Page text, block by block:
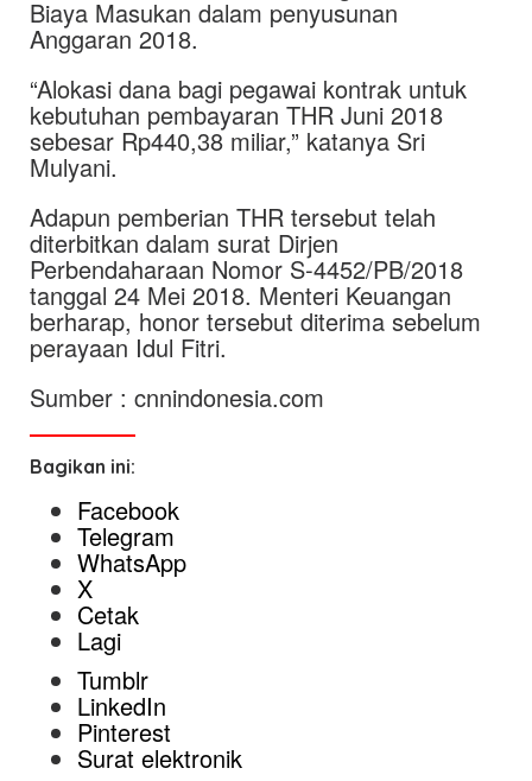
Biaya Masukan dalam penyusunan
Anggaran 2018.
“Alokasi dana bagi pegawai kontrak untuk
kebutuhan pembayaran THR Juni 2018
sebesar Rp440,38 miliar,” katanya Sri
Mulyani.
Adapun pemberian THR tersebut telah
diterbitkan dalam surat Dirjen
Perbendaharaan Nomor S-4452/PB/2018
tanggal 24 Mei 2018. Menteri Keuangan
berharap, honor tersebut diterima sebelum
perayaan Idul Fitri.
Sumber : cnnindonesia.com
Bagikan ini:
Facebook
Telegram
WhatsApp
X
Cetak
Lagi
Tumblr
LinkedIn
Pinterest
Surat elektronik